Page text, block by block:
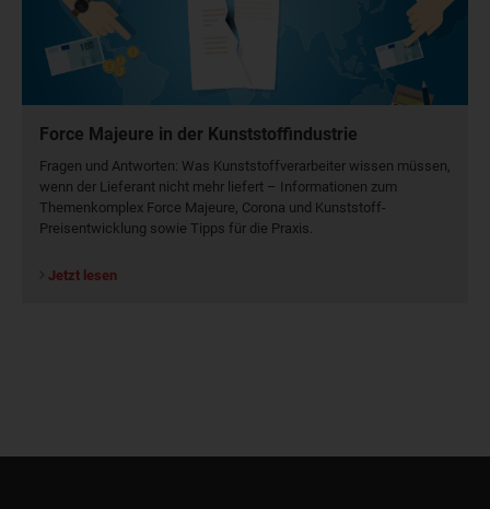
Force Majeure in der Kunststoffindustrie
Fragen und Antworten: Was Kunst­stoff­verarbeiter wissen müssen,
wenn der Lieferant nicht mehr liefert – Informationen zum
Themenkomplex Force Majeure, Corona und Kunststoff-
Preisentwicklung sowie Tipps für die Praxis.
Jetzt lesen